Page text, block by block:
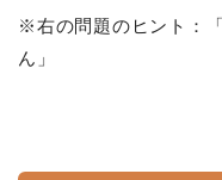
※右の問題のヒント：
ん」